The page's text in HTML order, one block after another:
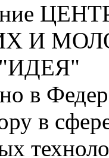
И
в
в